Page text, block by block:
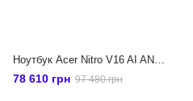
Ноутбук Acer Nitro V16 AI ANV16-42 (NH.U1GEX.00J), AMD Ryzen 5 240 / 16″ / RAM 16 ГБ / SSD 1 ТБ / RTX 5060 8GB / Без ОС / Shale Black
78 610 грн 97 480 грн